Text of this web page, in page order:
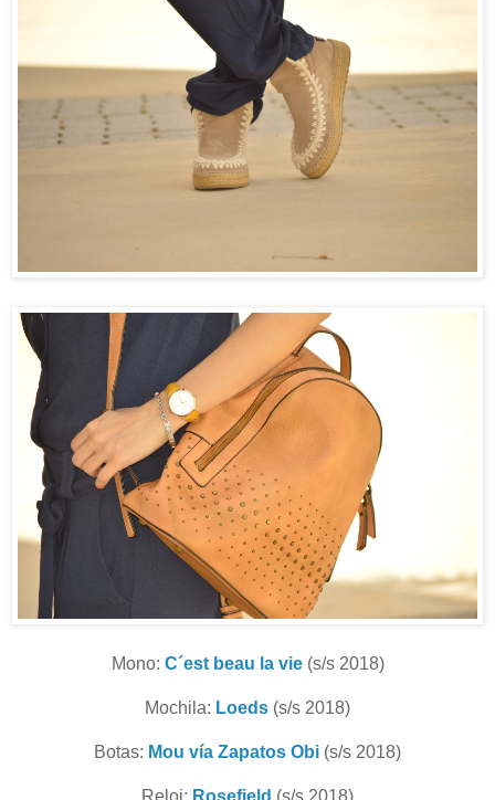
Mono: C´est beau la vie (s/s 2018)
Mochila: Loeds (s/s 2018)
Botas: Mou vía Zapatos Obi (s/s 2018)
Reloj: Rosefield (s/s 2018)